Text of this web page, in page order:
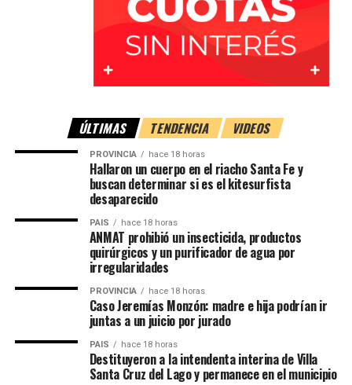
Importante despliegue de
emergencia
de María Juana, quienes movilizaron una unidad del
destacamento y dos móviles del cuartel central, con la
participación de11 bomberos
También
trabajaron
Plaza
Estación
Clucellasy
ÚLTIMAS TENDENCIA VIDEOS
PROVINCIA hace 18 horas
Hallaron un cuerpo en el riacho Santa Fe y
buscan determinar si es el kitesurfista
desaparecido
PAIS hace 18 horas
ANMAT prohibió un insecticida, productos
quirúrgicos y un purificador de agua por
irregularidades
PROVINCIA hace 18 horas
Caso Jeremías Monzón: madre e hija podrían ir
juntas a un juicio por jurado
PAIS hace 18 horas
Destituyeron a la intendenta interina de Villa
Santa Cruz del Lago y permanece en el municipio